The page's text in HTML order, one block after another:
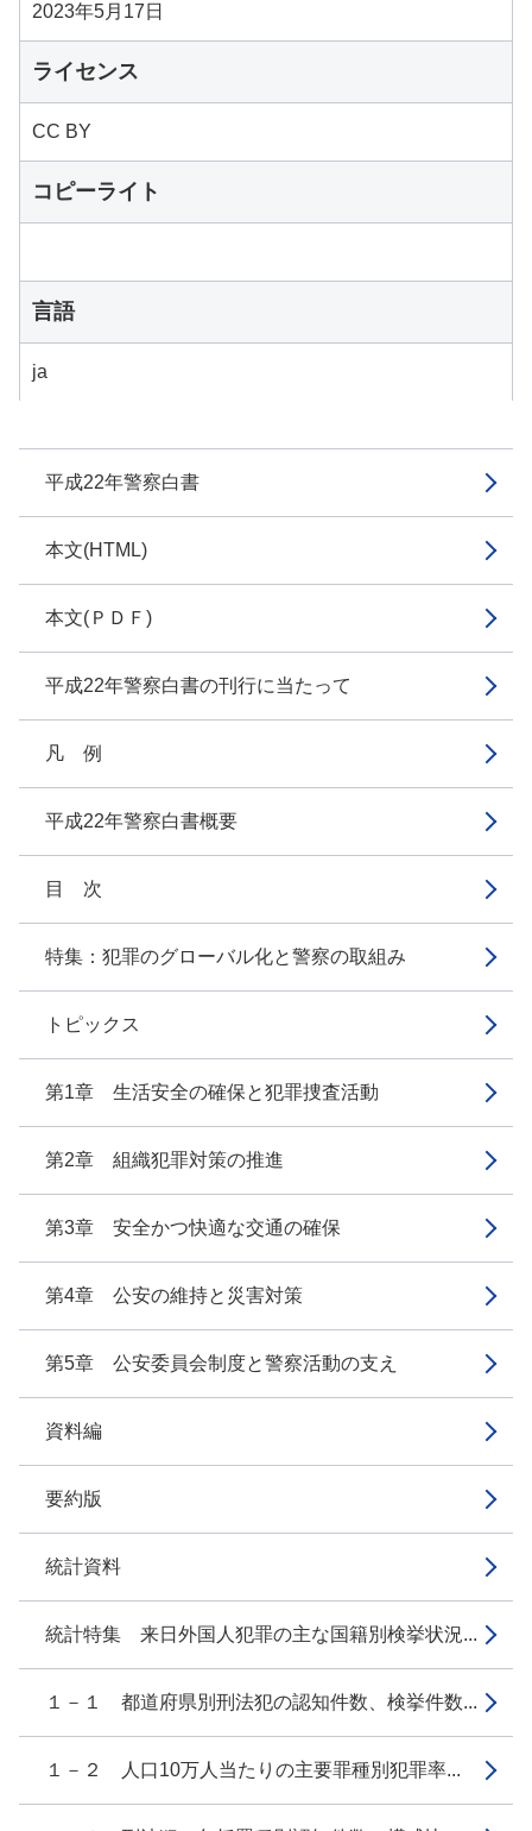
平成22年警察白書
本文(HTML)
本文(ＰＤＦ)
平成22年警察白書の刊行に当たって
凡 例
平成22年警察白書概要
目 次
特集：犯罪のグローバル化と警察の取組み
トピックス
第1章 生活安全の確保と犯罪捜査活動
第2章 組織犯罪対策の推進
第3章 安全かつ快適な交通の確保
第4章 公安の維持と災害対策
第5章 公安委員会制度と警察活動の支え
資料編
要約版
統計資料
統計特集 来日外国人犯罪の主な国籍別検挙状況...
１－１ 都道府県別刑法犯の認知件数、検挙件数...
１－２ 人口10万人当たりの主要罪種別犯罪率...
2023年5月17日
ライセンス
CC BY
コピーライト
言語
ja